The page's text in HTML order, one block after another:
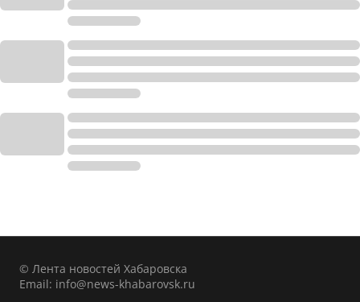
© Лента новостей Хабаровска
Email: info@news-khabarovsk.ru